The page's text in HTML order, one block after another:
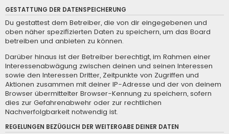
GESTATTUNG DER DATENSPEICHERUNG
Du gestattest dem Betreiber, die von dir eingegebenen und
oben näher spezifizierten Daten zu speichern, um das Board
betreiben und anbieten zu können.
Darüber hinaus ist der Betreiber berechtigt, im Rahmen einer
Interessenabwägung zwischen deinen und seinen Interessen
sowie den Interessen Dritter, Zeitpunkte von Zugriffen und
Aktionen zusammen mit deiner IP-Adresse und der von deinem
Browser übermittelter Browser-Kennung zu speichern, sofern
dies zur Gefahrenabwehr oder zur rechtlichen
Nachverfolgbarkeit notwendig ist.
REGELUNGEN BEZÜGLICH DER WEITERGABE DEINER DATEN